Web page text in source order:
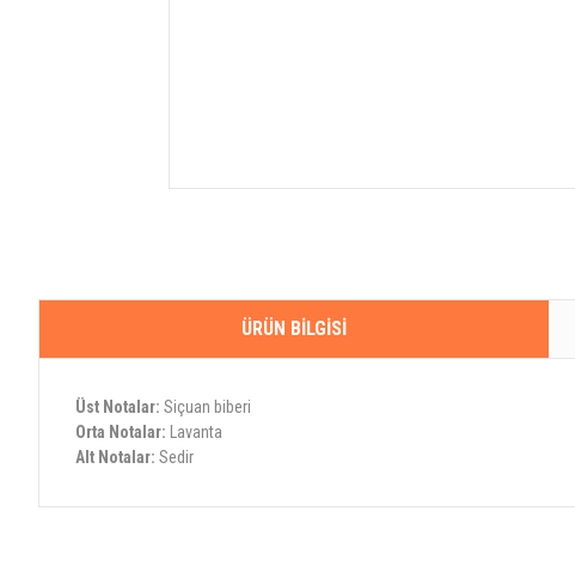
ÜRÜN BILGISI
Üst Notalar: Siçuan biberi
Orta Notalar:
Lavanta
Alt Notalar: Sedir